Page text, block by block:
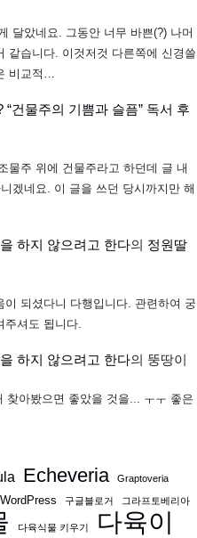
달았네요. 그동안 너무 바쁜(?) 나머
같습니다. 이것저것 다른쪽에 신경쓸
비교적…
건물주의 기쁨과 슬픔” 독서 후
물주 위에 건물주라고 하던데 글 내
겠네요. 이 글을 쓰던 당시까지만 해
하지 않으려고 한다의 정원딸
이 되셨다니 다행입니다. 관련하여 궁
셔도 됩니다.
하지 않으려고 한다의 뚱땅이
찾아봤으면 좋았을 것을... ㅜㅜ 좋은
Echeveria Graptoveria
WordPress 구글블로거 그라프토베리아
다육식물 키우기 다육이